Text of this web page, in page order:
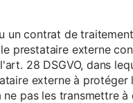
un contrat de
prestataire externe
28 DSGVO, dans
externe à protéger
pas les transmettre à